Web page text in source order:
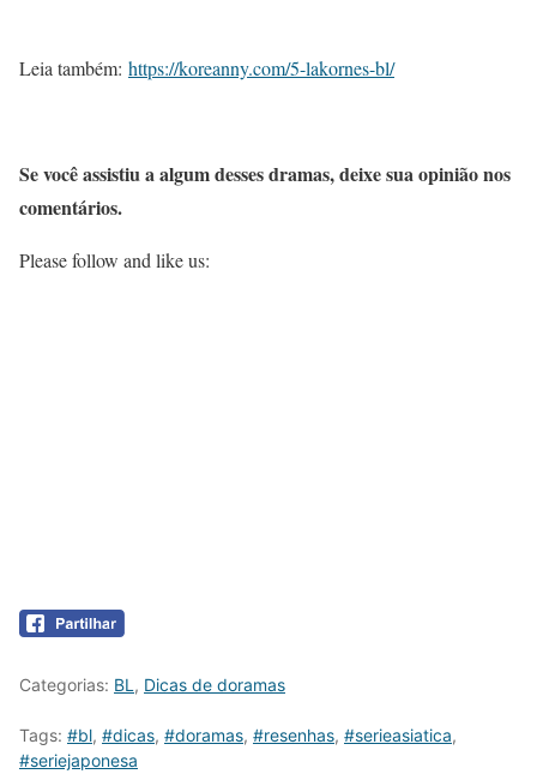
Leia também: https://koreanny.com/5-lakornes-bl/
Se você assistiu a algum desses dramas, deixe sua opinião nos
comentários.
Please follow and like us:
Categorias: BL , Dicas de doramas
Tags: #bl, #dicas, #doramas, #resenhas, #serieasiatica,
#seriejaponesa